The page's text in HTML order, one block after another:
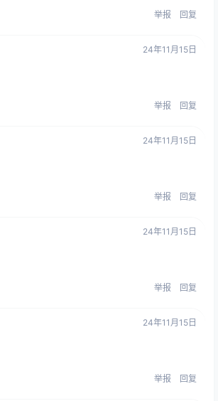
举报 回复
24年11月15日
举报 回复
24年11月15日
举报 回复
24年11月15日
举报 回复
24年11月15日
举报 回复